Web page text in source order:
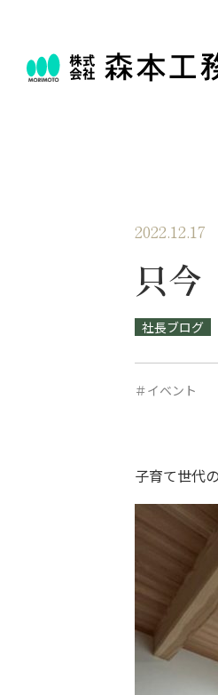
2022.12.17
只
社長ブログ
＃イベント
子育て世代